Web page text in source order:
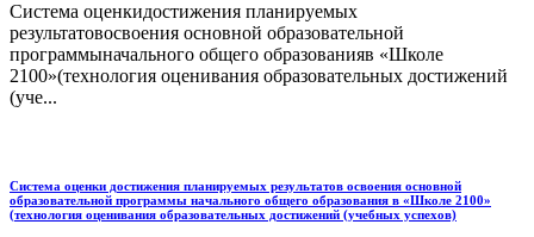
Система оценкидостижения планируемых
результатовосвоения основной образовательной
программыначального общего образованияв «Школе
2100»(технология оценивания образовательных достижений
(уче...
Система оценки достижения планируемых результатов освоения основной
образовательной программы начального общего образования в «Школе 2100»
(технология оценивания образовательных достижений (учебных успехов)